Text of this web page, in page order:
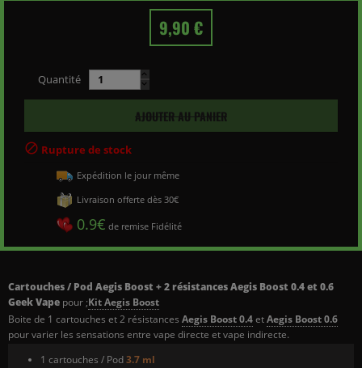
Cartouches / Pod Aegis Boost + 2 résistances Aegis Boost 0.4 et 0.6
Geek Vape pour ;Kit Aegis Boost
Boite de 1 cartouches et 2 résistances Aegis Boost 0.4etAegis Boost 0.6
pour varier les sensations entre vape directe et vape indirecte.
1 cartouches / Pod3.7 ml
9,90 €
Quantité
AJOUTER AU PANIER
 Rupture de stock
Expédition le jour même
Livraison offerte dès 30€
0.9€ de remise Fidélité